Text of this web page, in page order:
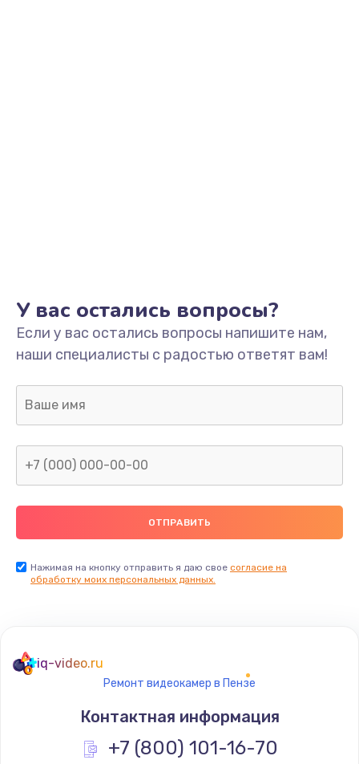
Замена/Pемонт карбюратора
1300 руб.
Заказать
Ремонт капиллярной трубки
400 руб.
Заказать
Замена термостата
1200 руб.
Заказать
У вас остались вопросы?
Если у вас остались вопросы напишите нам,
наши специалисты с радостью ответят вам!
Нажимая на кнопку отправить я даю свое согласие на
обработку моих персональных данных.
iq-video.ru
Ремонт видеокамер в Пензе
Контактная информация
+7 (800) 101-16-70